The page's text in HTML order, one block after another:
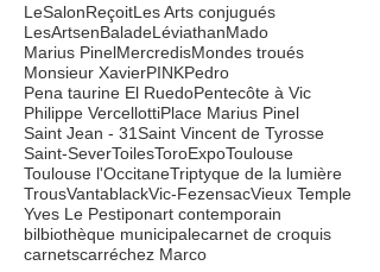
Le goût du néant
Le retour de Camille-Amadeus Colombetto
LeSalonReçoitLes Arts conjugués
LesArtsenBaladeLéviathanMado
Marius PinelMercredisMondes troués
Monsieur XavierPINKPedro
Pena taurine El RuedoPentecôte à Vic
Philippe VercellottiPlace Marius Pinel
Saint Jean - 31Saint Vincent de Tyrosse
Saint-SeverToilesToroExpoToulouse
Toulouse l'OccitaneTriptyque de la lumière
TrousVantablackVic-Fezensac Vieux Temple
Yves Le Pestiponart contemporain